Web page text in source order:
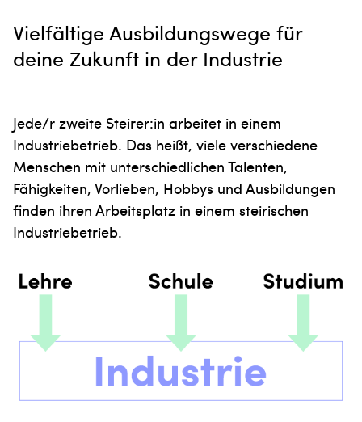
Vielfältige Ausbildungswege für
deine Zukunft in der Industrie
Jede/r zweite Steirer:in arbeitet in einem
Industriebetrieb. Das heißt, viele verschiedene
Menschen mit unterschiedlichen Talenten,
Fähigkeiten, Vorlieben, Hobbys und Ausbildungen
finden ihren Arbeitsplatz in einem steirischen
Industriebetrieb.